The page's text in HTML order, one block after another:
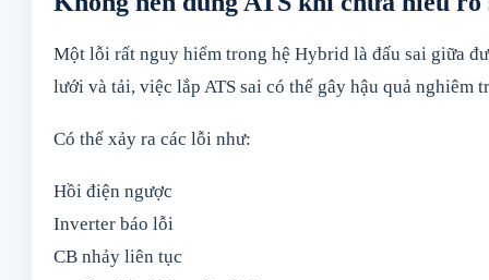
Một lỗi rất nguy hiểm trong hệ Hybrid là đấu sai giữa
lưới và tải, việc lắp ATS sai có thể gây hậu quả nghiêm
Có thể xảy ra các lỗi như:
Hồi điện ngược
Inverter báo lỗi
CB nhảy liên tục